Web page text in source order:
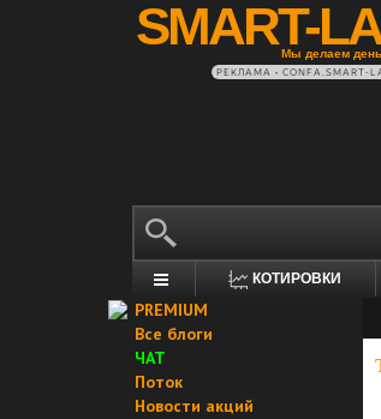
SMART-
Мы делаем
РЕКЛАМА • CONFA.SMART-
КОТИРОВКИ
PREMIUM
Все блоги
ЧАТ
Поток
Новости акций